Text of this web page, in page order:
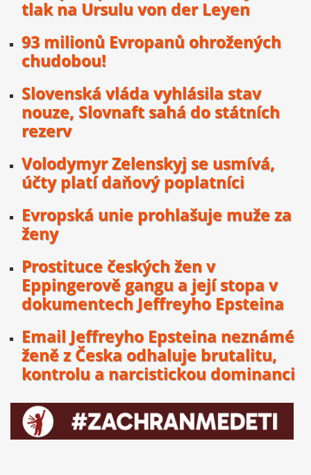
tlak na Ursulu von der Leyen
93 milionů Evropanů ohrožených
chudobou!
Slovenská vláda vyhlásila stav
nouze, Slovnaft sahá do státních
rezerv
Volodymyr Zelenskyj se usmívá,
účty platí daňový poplatníci
Evropská unie prohlašuje muže za
ženy
Prostituce českých žen v
Eppingerově gangu a její stopa v
dokumentech Jeffreyho Epsteina
Email Jeffreyho Epsteina neznámé
ženě z Česka odhaluje brutalitu,
kontrolu a narcistickou dominanci